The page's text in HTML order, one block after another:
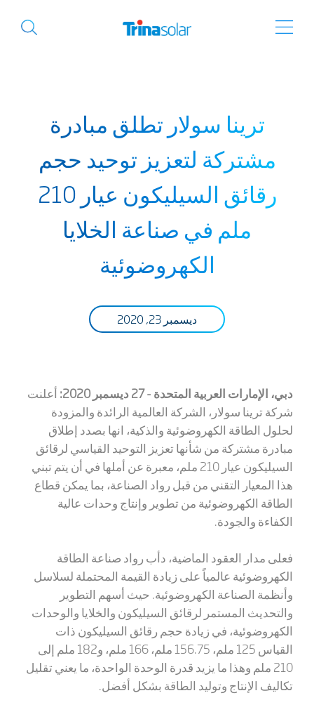
ترينا سولار تطلق مبادرة
مشتركة لتعزيز توحيد حجم
رقائق السيليكون عيار 210
ملم في صناعة الخلايا
الكهروضوئية
ديسمبر 23, 2020
دبي، الإمارات العربية المتحدة - 27 ديسمبر 2020:
أعلنت
شركة ترينا سولار، الشركة العالمية الرائدة والمزودة
لحلول الطاقة الكهروضوئية والذكية، انها بصدد إطلاق
مبادرة مشتركة من شأنها تعزيز التوحيد القياسي لرقائق
السيليكون عيار 210 ملم، معبرة عن أملها في أن يتم تبني
هذا المعيار التقني من قبل رواد الصناعة، بما يمكن قطاع
الطاقة الكهروضوئية من تطوير وإنتاج وحدات عالية
الكفاءة والجودة.
فعلى مدار العقود الماضية، دأب رواد صناعة الطاقة
الكهروضوئية عالمياً على زيادة القيمة المحتملة لسلاسل
وأنظمة الصناعة الكهروضوئية. حيث أسهم التطوير
والتحديث المستمر لرقائق السيليكون والخلايا والوحدات
الكهروضوئية، في زيادة حجم رقائق السيليكون ذات
القياس 125 ملم، 156.75 ملم، 166 ملم، و182 ملم إلى
210 ملم وهذا ما يزيد قدرة الوحدة الواحدة، ما يعني تقليل
تكاليف الإنتاج وتوليد الطاقة بشكل أفضل.